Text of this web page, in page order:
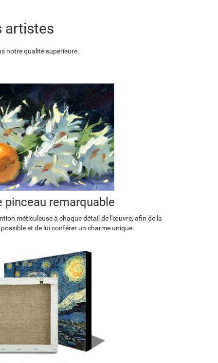
artistes
notre qualité supérieure.
pinceau remarquable
méticuleuse à chaque détail de l'œuvre, afin de la
et de lui conférer un charme unique.